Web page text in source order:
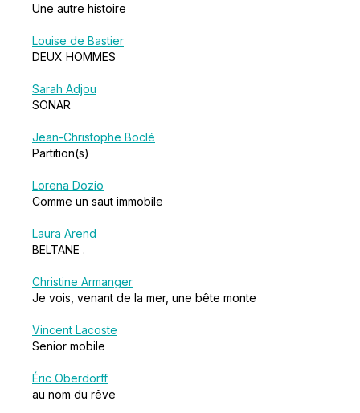
Une autre histoire
Louise de Bastier
DEUX HOMMES
Sarah Adjou
SONAR
Jean-Christophe Boclé
Partition(s)
Lorena Dozio
Comme un saut immobile
Laura Arend
BELTANE .
Christine Armanger
Je vois, venant de la mer, une bête monte
Vincent Lacoste
Senior mobile
Éric Oberdorff
au nom du rêve